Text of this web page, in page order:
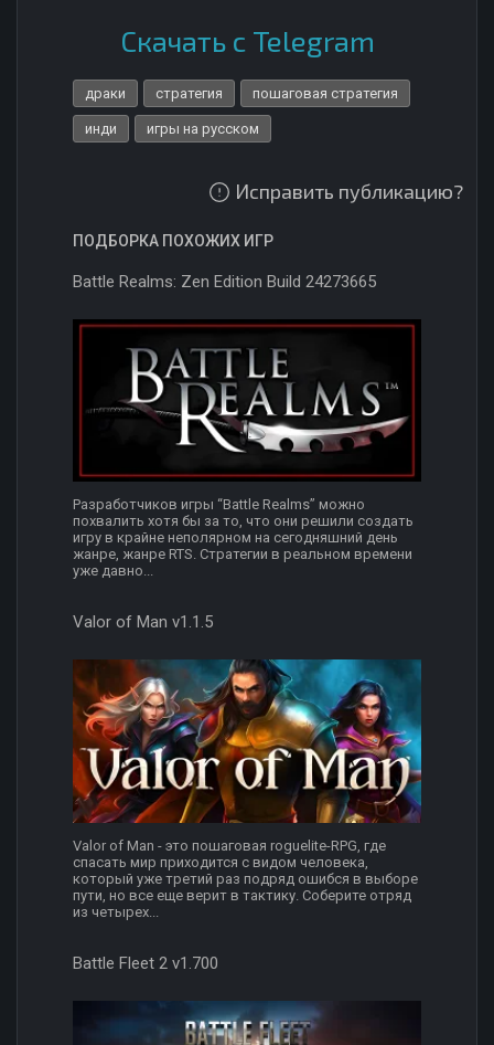
Скачать с Telegram
драки стратегия пошаговая стратегия
инди игры на русском
Исправить публикацию?
ПОДБОРКА ПОХОЖИХ ИГР
Battle Realms: Zen Edition Build 24273665
Разработчиков игры “Battle Realms” можно
похвалить хотя бы за то, что они решили создать
игру в крайне неполярном на сегодняшний день
жанре, жанре RTS. Стратегии в реальном времени
уже давно...
Valor of Man v1.1.5
Valor of Man - это пошаговая roguelite-RPG, где
спасать мир приходится с видом человека,
который уже третий раз подряд ошибся в выборе
пути, но все еще верит в тактику. Соберите отряд
из четырех...
Battle Fleet 2 v1.700